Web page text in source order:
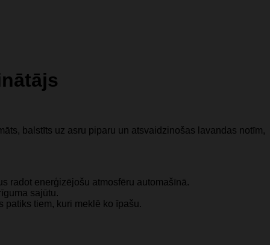
balstīts uz asru piparu un atsvaidzinošas lavandas notīm,
radot enerģizējošu atmosfēru automašīnā.
sajūtu.
tiem, kuri meklē ko īpašu.